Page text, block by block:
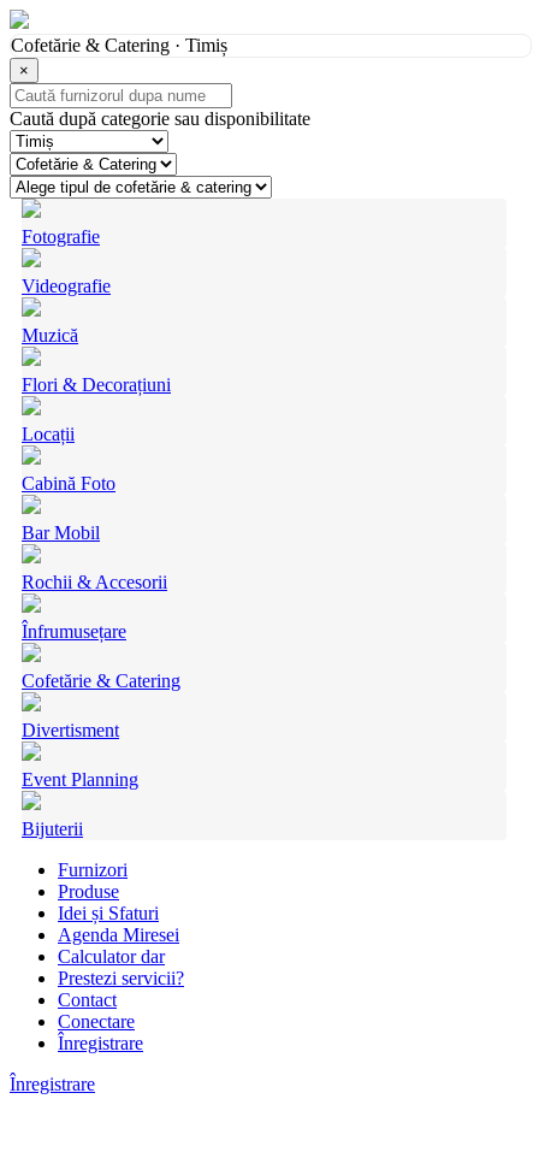
Cofetărie & Catering · Timiș
×
Caută după categorie sau disponibilitate
Fotografie
Videografie
Muzică
Flori & Decorațiuni
Locații
Cabină Foto
Bar Mobil
Rochii & Accesorii
Înfrumusețare
Cofetărie & Catering
Divertisment
Event Planning
Bijuterii
Furnizori
Produse
Idei și Sfaturi
Agenda Miresei
Calculator dar
Prestezi servicii?
Contact
Conectare
Înregistrare
Înregistrare